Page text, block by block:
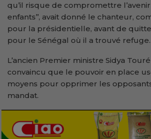
qu’il risque de compromettre
enfants’’, avait donné le chanteur,
pour la présidentielle, avant de
pour le Sénégal où il a trouvé refuge.
L’ancien Premier ministre Sidya
convaincu que le pouvoir en place
moyens pour opprimer les
mandat.